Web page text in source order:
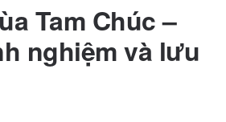
Tam Chúc –
nghiệm và lưu